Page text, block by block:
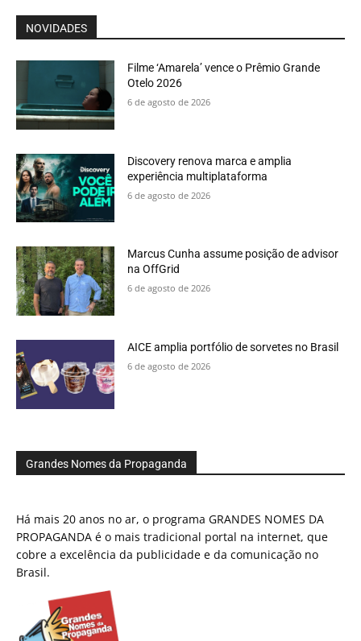
NOVIDADES
Filme ‘Amarela’ vence o Prêmio Grande
Otelo 2026
6 de agosto de 2026
Discovery renova marca e amplia
experiência multiplataforma
6 de agosto de 2026
Marcus Cunha assume posição de advisor
na OffGrid
6 de agosto de 2026
AICE amplia portfólio de sorvetes no Brasil
6 de agosto de 2026
Grandes Nomes da Propaganda
Há mais 20 anos no ar, o programa GRANDES NOMES DA
PROPAGANDA é o mais tradicional portal na internet, que
cobre a excelência da publicidade e da comunicação no
Brasil.